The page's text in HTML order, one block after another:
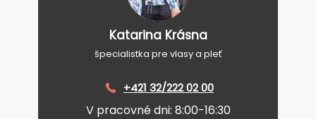
Katarina Krásna
špecialistka pre vlasy a pleť
+421 32/222 02 00
V pracovné dni: 8:00-16:30